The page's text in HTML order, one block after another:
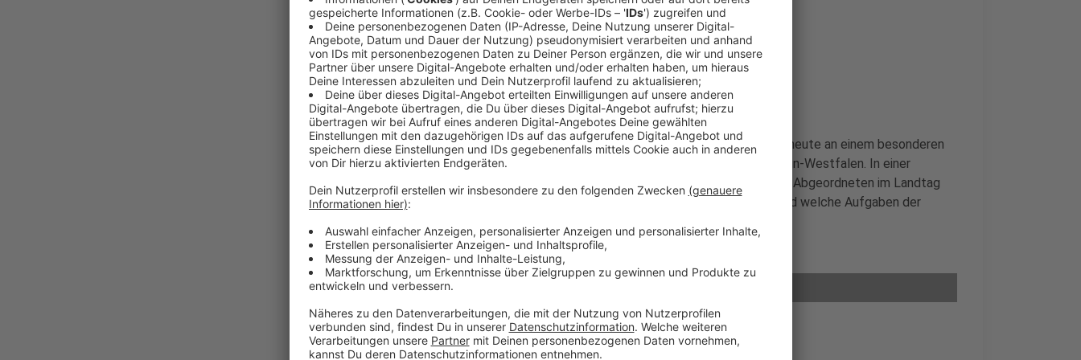
Aktionstag zum Geburtstag
Anzeige
Alle Neuntklässler der Schule und zehn weitere Schulen nehmen heute an einem besonderen
Aktionstag teil. Anlass ist der 80 Geburtstag des Landes Nordrhein-Westfalen. In einer
simulierten Plenarsitzung haben die Jugendlichen gelernt, wie die Abgeordneten im Landtag
arbeiten, wie Regierung, Koalition und Opposition funktionieren und welche Aufgaben der
Anzeige
©Landtag NRW/Wilfried Meyer
Anzeige